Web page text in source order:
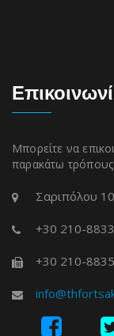
Μπορείτε να
παρακάτω τρόπους.
Σαριπόλου
+30 210-
+30 210-